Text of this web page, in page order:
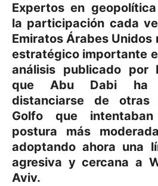
Expertos en
la participación cada
Emiratos Árabes Unidos
estratégico importante
análisis publicado por
que Abu Dabi ha
distanciarse de otras
Golfo que
postura más
adoptando ahora una
agresiva y cercana a
Aviv.